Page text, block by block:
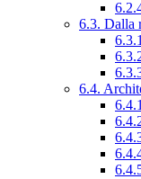
6.3. Dalla
6.4.